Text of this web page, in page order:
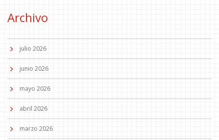
Archivo
julio 2026
junio 2026
mayo 2026
abril 2026
marzo 2026